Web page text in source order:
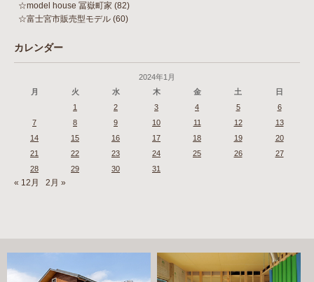
☆model house 冨嶽町家 (82)
☆富士宮市販売型モデル (60)
カレンダー
2024年1月
月
火 水 木 金 土
日
1
2 3 4 5
6
7
8 9 10 11 12
13
14
15 16 17 18 19
20
21
22 23 24 25 26
27
28
29 30 31
« 12月 2月 »